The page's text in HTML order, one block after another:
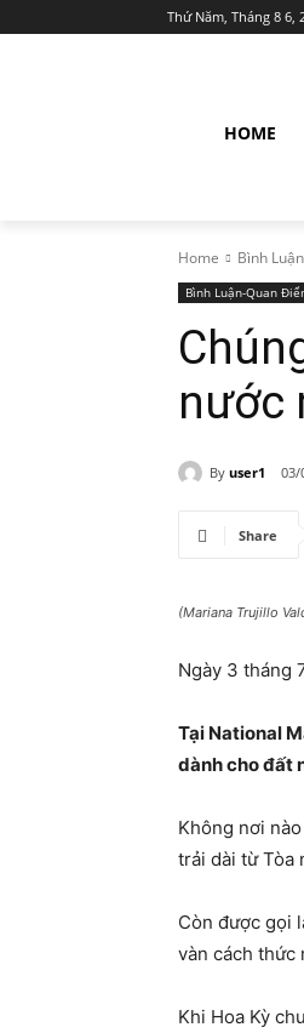
Thứ Năm, Tháng 8 6,
HOME
Home Bình
Bình Luận-Quan
nước
By user1 03/
Share
(Mariana Trujillo
Ngày 3 tháng
Tại National
dành cho đất
Không nơi
trải dài từ Tòa
Còn được gọi
vàn cách thức
Khi Hoa Kỳ